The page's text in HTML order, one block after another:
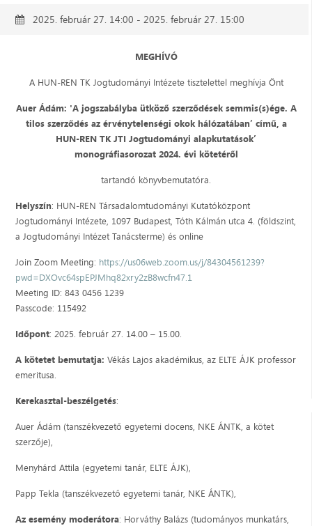
2025. február 27. 14:00 - 2025. február 27. 15:00
MEGHÍVÓ
A HUN-REN TK Jogtudományi Intézete tisztelettel meghívja Önt
Auer Ádám: 'A jogszabályba ütköző szerződések semmis(s)ége. A
tilos szerződés az érvénytelenségi okok hálózatában’ című, a
HUN-REN TK JTI Jogtudományi alapkutatások’
monográfiasorozat 2024. évi kötetéről
tartandó könyvbemutatóra.
Helyszín: HUN-REN Társadalomtudományi Kutatóközpont
Jogtudományi Intézete, 1097 Budapest, Tóth Kálmán utca 4. (földszint,
a Jogtudományi Intézet Tanácsterme) és online
Join Zoom Meeting: https://us06web.zoom.us/j/84304561239?
pwd=DXOvc64spEPJMhq82xry2zB8wcfn47.1
Meeting ID: 843 0456 1239
Passcode: 115492
Időpont: 2025. február 27. 14.00 – 15.00.
A kötetet bemutatja: Vékás Lajos akadémikus, az ELTE ÁJK professor
emeritusa.
Kerekasztal-beszélgetés:
Auer Ádám (tanszékvezető egyetemi docens, NKE ÁNTK, a kötet
szerzője),
Menyhárd Attila (egyetemi tanár, ELTE ÁJK),
Papp Tekla (tanszékvezető egyetemi tanár, NKE ÁNTK),
Az esemény moderátora: Horváthy Balázs (tudományos munkatárs,